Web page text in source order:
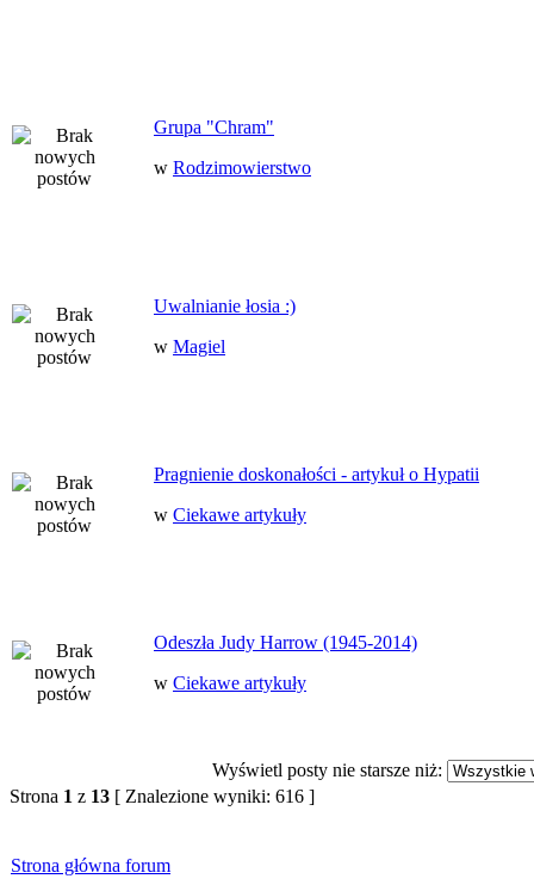
Grupa "Chram"
w Rodzimowierstwo
Uwalnianie łosia :)
w Magiel
Pragnienie doskonałości - artykuł o Hypatii
w Ciekawe artykuły
Odeszła Judy Harrow (1945-2014)
w Ciekawe artykuły
Wyświetl posty nie starsze niż:
Strona 1 z 13 [ Znalezione wyniki: 616 ]
Strona główna forum